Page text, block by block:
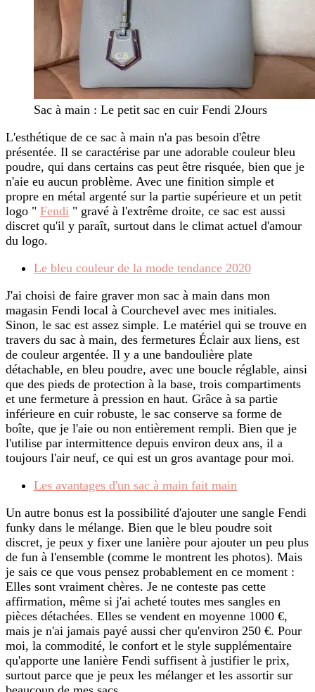
Sac à main : Le petit sac en cuir Fendi 2Jours
L'esthétique de ce sac à main n'a pas besoin d'être
présentée. Il se caractérise par une adorable couleur bleu
poudre, qui dans certains cas peut être risquée, bien que je
n'aie eu aucun problème. Avec une finition simple et
propre en métal argenté sur la partie supérieure et un petit
logo " Fendi " gravé à l'extrême droite, ce sac est aussi
discret qu'il y paraît, surtout dans le climat actuel d'amour
du logo.
Le bleu couleur de la mode tendance 2020
J'ai choisi de faire graver mon sac à main dans mon
magasin Fendi local à Courchevel avec mes initiales.
Sinon, le sac est assez simple. Le matériel qui se trouve en
travers du sac à main, des fermetures Éclair aux liens, est
de couleur argentée. Il y a une bandoulière plate
détachable, en bleu poudre, avec une boucle réglable, ainsi
que des pieds de protection à la base, trois compartiments
et une fermeture à pression en haut. Grâce à sa partie
inférieure en cuir robuste, le sac conserve sa forme de
boîte, que je l'aie ou non entièrement rempli. Bien que je
l'utilise par intermittence depuis environ deux ans, il a
toujours l'air neuf, ce qui est un gros avantage pour moi.
Les avantages d'un sac à main fait main
Un autre bonus est la possibilité d'ajouter une sangle Fendi
funky dans le mélange. Bien que le bleu poudre soit
discret, je peux y fixer une lanière pour ajouter un peu plus
de fun à l'ensemble (comme le montrent les photos). Mais
je sais ce que vous pensez probablement en ce moment :
Elles sont vraiment chères. Je ne conteste pas cette
affirmation, même si j'ai acheté toutes mes sangles en
pièces détachées. Elles se vendent en moyenne 1000 €,
mais je n'ai jamais payé aussi cher qu'environ 250 €. Pour
moi, la commodité, le confort et le style supplémentaire
qu'apporte une lanière Fendi suffisent à justifier le prix,
surtout parce que je peux les mélanger et les assortir sur